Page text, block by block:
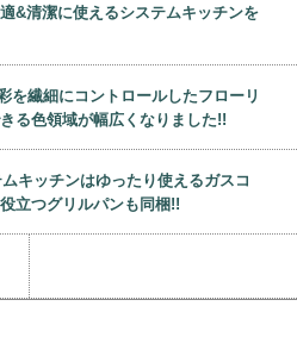
&清潔に使えるシステムキッチンを
を繊細にコントロールしたフローリ
る色領域が幅広くなりました!!
キッチンはゆったり使えるガスコ
立つグリルパンも同梱!!